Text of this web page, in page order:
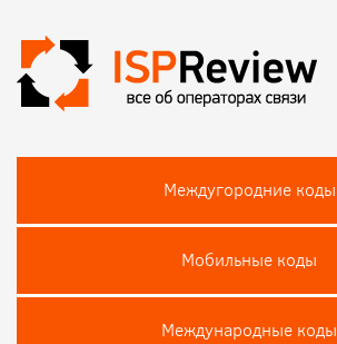
Междугородние коды
Мобильные коды
Международные коды